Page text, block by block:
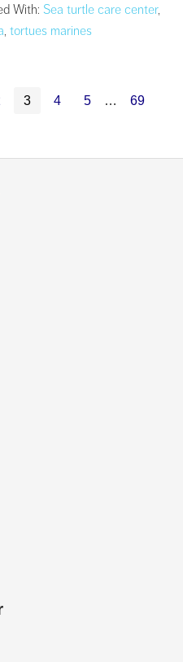
With: Sea turtle care center,
, tortues marines
3 4 5 …
69